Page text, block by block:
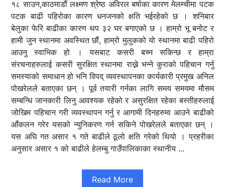
१८ साउन,काठमाडौं लक्ष्मण श्रेष्ठ अविरल बर्षाका कारण मेलम्चीमा पटक
पटक बाढी पहिरोका कारण धनजनको क्षति भईरहेको छ । शनिबार
बेलुका फेरि बाढीका कारण थप ३२ घर बगाएको छ । हाम्रो भू बनोट र
हामी जुन स्थानमा अवस्थित छौं, हाम्रो मुलुकको यो स्थानमा बाढी पहिरो
आउनु स्वाभिक हो । यसबाट कसरी बच्न सकिन्छ र हाम्रा
संरचनाहरुलाई कसरी सुरक्षित स्थानमा राख्ने भन्ने कुराको पहिचान गर्नु
समस्याको समाधान हो भनि विपद् व्यवस्थापनका कार्यकारी प्रमुख अनिल
पोखरेलले बताएका छन् । पूर्व तयारी गर्नका लागि समय समयमा मौसम
सम्बन्धि जानकारी लिनु आवश्यक रहेको र असुरक्षित रहेका बस्तीहरुलाई
जोखिम पहिचान गरी व्यवस्थापन गर्नु र आगामी दिनहरुमा आउने बाढीको
आँकलन गरेर यसको न्युनिकरण गर्न सकिने पोखरेलले बताएका छन् ।
यस अघि गत असार १ गते बाढीले ठूलो क्षति गरेको थियो । प्रहरीका
अनुसार असार १ को बाढीले हेलम्बु गाउँपालिकाका स्थानीय ...
Read More